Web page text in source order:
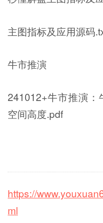
主图指标及应用源码
牛市推演
241012+牛市推演：
空间高度.pdf
https://
ml